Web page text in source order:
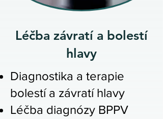
Léčba závratí a bolestí
hlavy
Diagnostika a terapie
bolestí a závratí hlavy
Léčba diagnózy BPPV